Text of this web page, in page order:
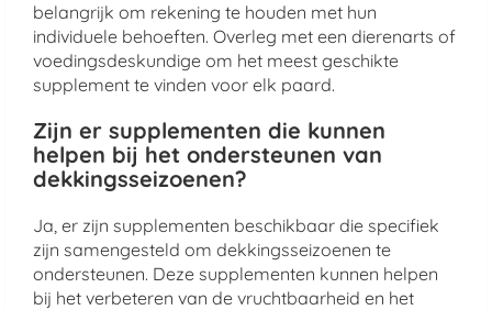
belangrijk om rekening te houden met hun
individuele behoeften. Overleg met een dierenarts of
voedingsdeskundige om het meest geschikte
supplement te vinden voor elk paard.
Zijn er supplementen die kunnen
helpen bij het ondersteunen van
dekkingsseizoenen?
Ja, er zijn supplementen beschikbaar die specifiek
zijn samengesteld om dekkingsseizoenen te
ondersteunen. Deze supplementen kunnen helpen
bij het verbeteren van de vruchtbaarheid en het